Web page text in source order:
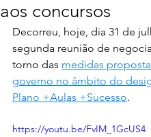
aos concursos
Decorreu, hoje, dia 31 de
segunda reunião de
torno das medidas
governo no âmbito do
Plano +Aulas +Sucesso.
https://youtu.be/FvIM_1GcUS4